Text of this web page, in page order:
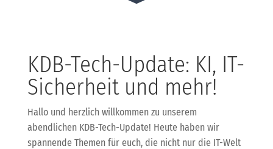
KDB-Tech-Update: KI, IT-
Sicherheit und mehr!
Hallo und herzlich willkommen zu unserem
abendlichen KDB-Tech-Update! Heute haben wir
spannende Themen für euch, die nicht nur die IT-Welt